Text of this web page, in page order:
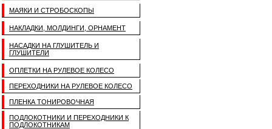
МАЯКИ И СТРОБОСКОПЫ
НАКЛАДКИ, МОЛДИНГИ, ОРНАМЕНТ
НАСАДКИ НА ГЛУШИТЕЛЬ И
ГЛУШИТЕЛИ
ОПЛЕТКИ НА РУЛЕВОЕ КОЛЕСО
ПЕРЕХОДНИКИ НА РУЛЕВОЕ КОЛЕСО
ПЛЕНКА ТОНИРОВОЧНАЯ
ПОДЛОКОТНИКИ И ПЕРЕХОДНИКИ К
ПОДЛОКОТНИКАМ